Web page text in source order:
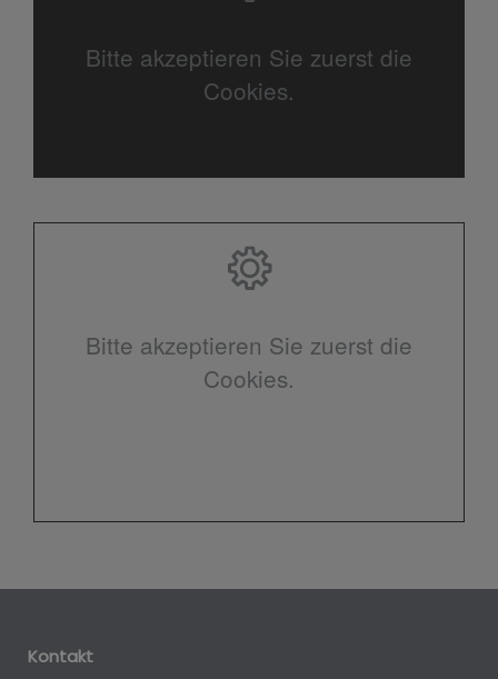
Bitte akzeptieren Sie zuerst die
Cookies.
Bitte akzeptieren Sie zuerst die
Cookies.
Kontakt